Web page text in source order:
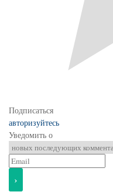
Подписаться
авторизуйтесь
Уведомить о